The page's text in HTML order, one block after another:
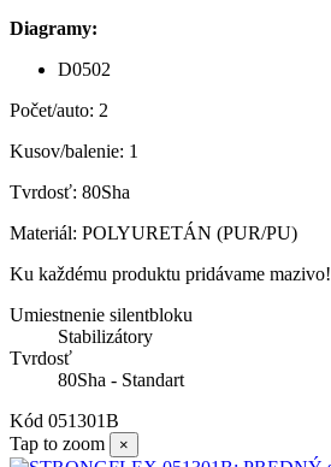
Diagramy:
D0502
Počet/auto: 2
Kusov/balenie: 1
Tvrdosť: 80Sha
Materiál: POLYURETÁN (PUR/PU)
Ku každému produktu pridávame mazivo!
Umiestnenie silentbloku
Stabilizátory
Tvrdosť
80Sha - Standart
Kód 051301B
Tap to zoom
×